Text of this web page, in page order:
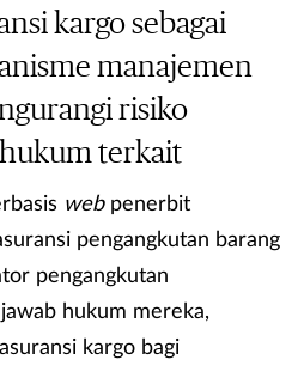
kargo sebagai
manajemen
risiko
terkait
webpenerbit
pengangkutan barang
pengangkutan
hukum mereka,
kargo bagi